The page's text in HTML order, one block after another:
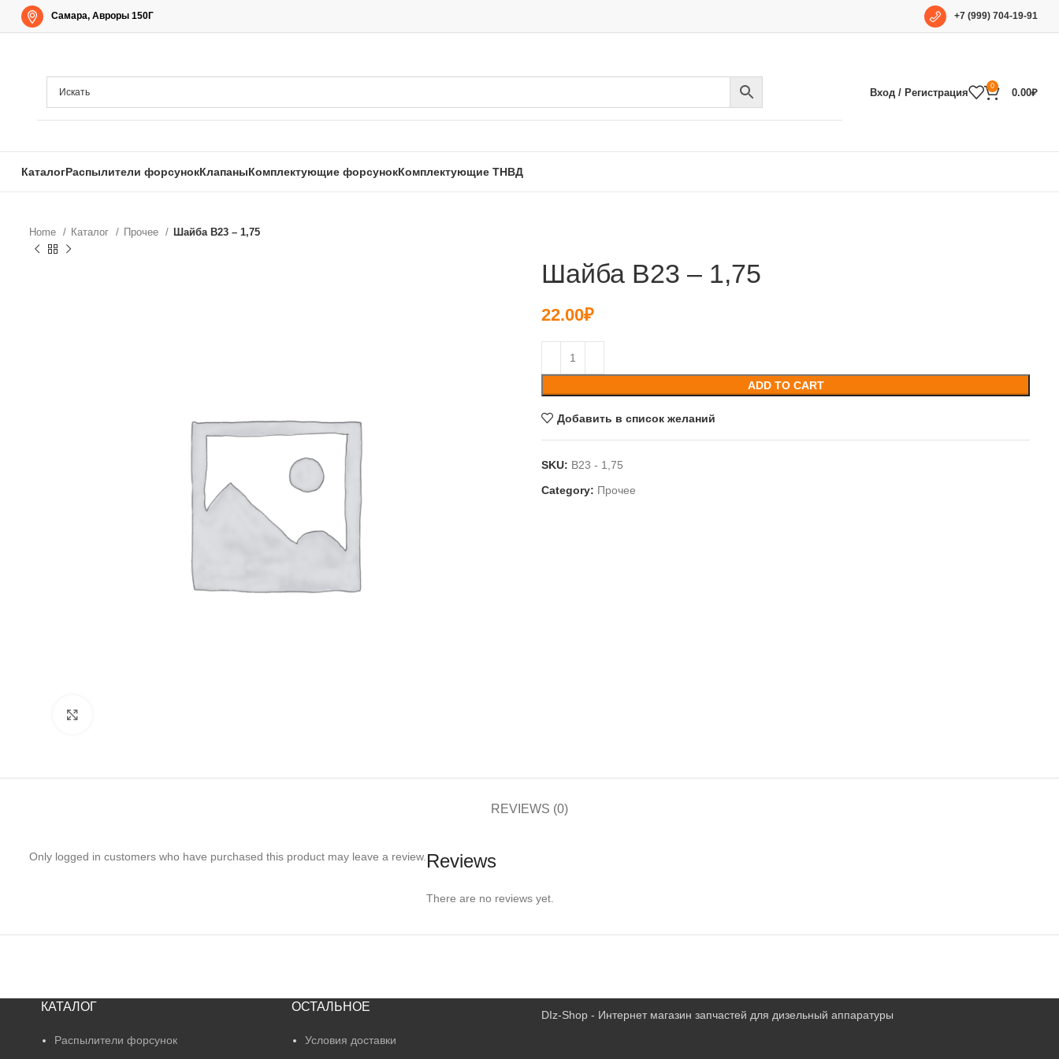
Самара, Авроры 150Г +7 (999) 704-19-91
Вход / Регистрация
0
0.00₽
КаталогРаспылители форсунокКлапаныКомплектующие форсунокКомплектующие ТНВД
Home Каталог Прочее Шайба B23 – 1,75
Шайба B23 – 1,75
22.00₽
ADD TO CART
Добавить в список желаний
SKU: B23 - 1,75
Category: Прочее
REVIEWS (0)
Reviews
There are no reviews yet.
Only logged in customers who have purchased this product may leave a review.
КАТАЛОГ
Распылители форсунок
ОСТАЛЬНОЕ
Условия доставки
DIz-Shop - Интернет магазин запчастей для дизельный аппаратуры